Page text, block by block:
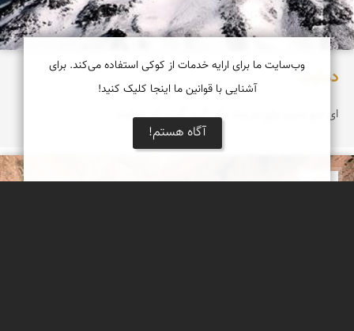
دماوند
ای دیو سپید پای در بند ، ای گنبد گیتی ای دماوند
وب‌سایت ما برای ارایه خدمات از کوکی استفاده می‌کند. برای
آشنایی با قوانین ما اینجا کلیک کنید!
آگاه هستم!